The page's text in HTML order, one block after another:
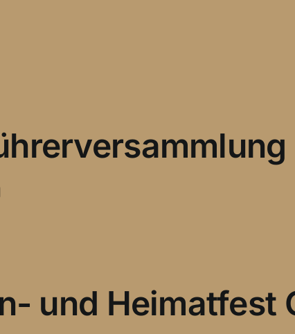
und Heimatfest